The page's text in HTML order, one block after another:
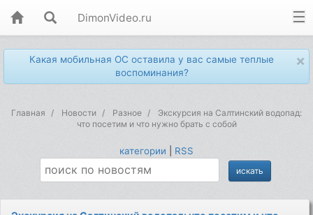
DimonVideo.ru
×
Какая мобильная ОС оставила у вас самые теплые
воспоминания?
Главная Новости Разное
Экскурсия на Салтинский водопад:
что посетим и что нужно брать с собой
категории RSS